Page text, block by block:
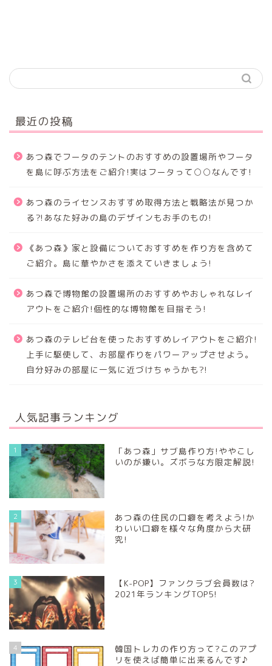
最近の投稿
あつ森でフータのテントのおすすめの設置場所やフータ
を島に呼ぶ方法をご紹介!実はフータって○○なんです!
あつ森のライセンスおすすめ取得方法と戦略法が見つか
る⁈あなた好みの島のデザインもお手のもの!
《あつ森》家と設備についておすすめを作り方を含めて
ご紹介。島に華やかさを添えていきましょう!
あつ森で博物館の設置場所のおすすめやおしゃれなレイ
アウトをご紹介!個性的な博物館を目指そう!
あつ森のテレビ台を使ったおすすめレイアウトをご紹介!
上手に駆使して、お部屋作りをパワーアップさせよう。
自分好みの部屋に一気に近づけちゃうかも?!
人気記事ランキング
1
「あつ森」サブ島作り方!ややこし
いのが嫌い。ズボラな方限定解説!
2
あつ森の住民の口癖を考えよう!か
わいい口癖を様々な角度から大研
究!
3
【K-POP】ファンクラブ会員数は?
2021年ランキングTOP5!
4
韓国トレカの作り方って?このアプ
リを使えば簡単に出来るんです♪